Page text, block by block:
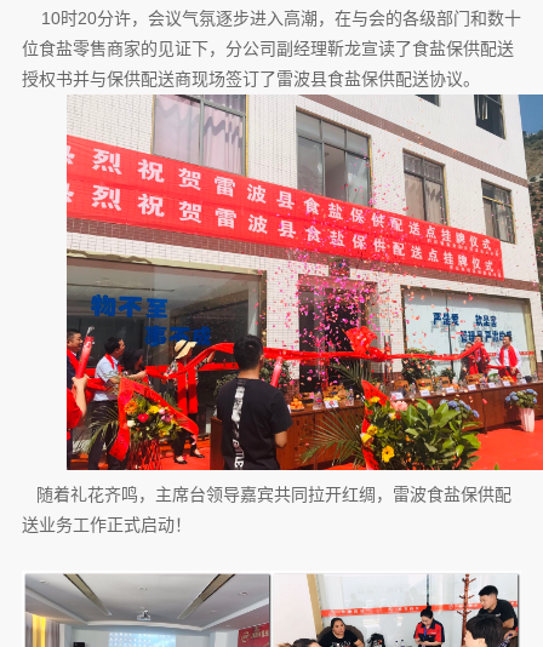
10时20分许，会议气氛逐步进入高潮，在与会的各级部门和数十
位食盐零售商家的见证下，分公司副经理靳龙宣读了食盐保供配送
授权书并与保供配送商现场签订了雷波县食盐保供配送协议。
随着礼花齐鸣，主席台领导嘉宾共同拉开红绸，雷波食盐保供配
送业务工作正式启动！